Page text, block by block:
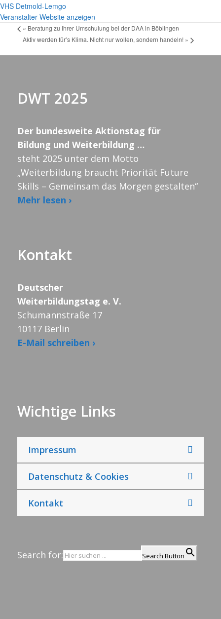
VHS Detmold-Lemgo
Veranstalter-Website anzeigen
« Beratung zu Ihrer Umschulung bei der DAA in Böblingen
Aktiv werden für’s Klima. Nicht nur wollen, sondern handeln! »
DWT 2025
Der bundesweite Aktionstag für
Bildung und Weiterbildung …
steht 2025 unter dem Motto
„Weiterbildung braucht Priorität Future
Skills – Gemeinsam das Morgen gestalten“
Mehr lesen ›
Kontakt
Deutscher
Weiterbildungstag e. V.
Schumannstraße 17
10117 Berlin
E-Mail schreiben ›
Wichtige Links
Impressum
Datenschutz & Cookies
Kontakt
Search for: Search Button